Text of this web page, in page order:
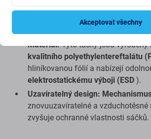
přístroje.
Balení obsahuje100
Materiál:Tyto tašky jsou
kvalitního polyethylentereftalátu
hliníkovanou fólií a nabízejí
elektrostatickému výboji (ESD ).
Uzavíratelný design:
znovuuzavíratelné a vzduchotěsné
zvyšuje ochranné vlastnosti sáčků.
Akceptovat všechny